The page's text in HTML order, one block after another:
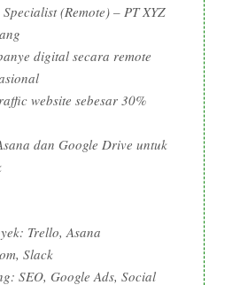
(Remote) – PT XYZ
digital secara remote
website sebesar 30%
dan Google Drive untuk
Trello, Asana
Slack
SEO, Google Ads, Social